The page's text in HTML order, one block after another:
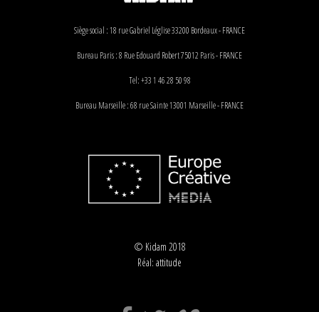
Siège social : 18 rue Gabriel Léglise 33200 Bordeaux - FRANCE
Bureau Paris : 8 Rue Edouard Robert 75012 Paris - FRANCE
Tel: +33 1 46 28 50 98
Bureau Marseille : 68 rue Sainte 13001 Marseille - FRANCE
© Kidam 2018
Réal: attitude